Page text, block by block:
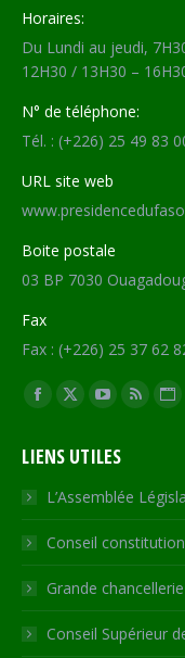
Horaires:
Du Lundi au jeudi,
12H30 / 13H30 –
N° de téléphone:
Tél. : (+226) 25 49 83
URL site web
Boite postale
03 BP 7030
Fax
Fax : (+226) 25 37 62
Trouvez nous sur :
Facebook
opens
in
new
window
X
opens
in
new
window
YouTube
opens
in
new
window
RSS
in
new
Site
in
LIENS UTILES
L’Assemblée
Conseil
Grande chancellerie
Conseil Supérieur